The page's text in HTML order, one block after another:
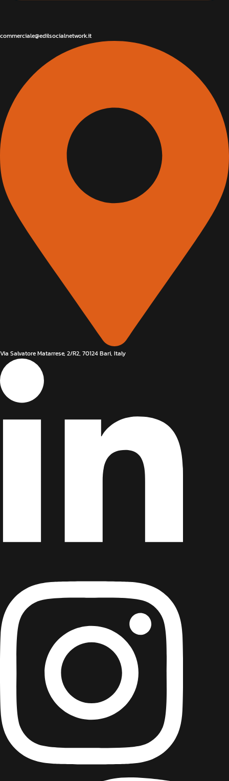
commerciale@edilsocialnetwork.it
Via Salvatore Matarrese, 2/R2, 70124 Bari, Italy